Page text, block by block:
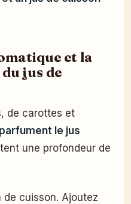
et la
jus de
de carottes et
le jus
une profondeur de
cuisson. Ajoutez